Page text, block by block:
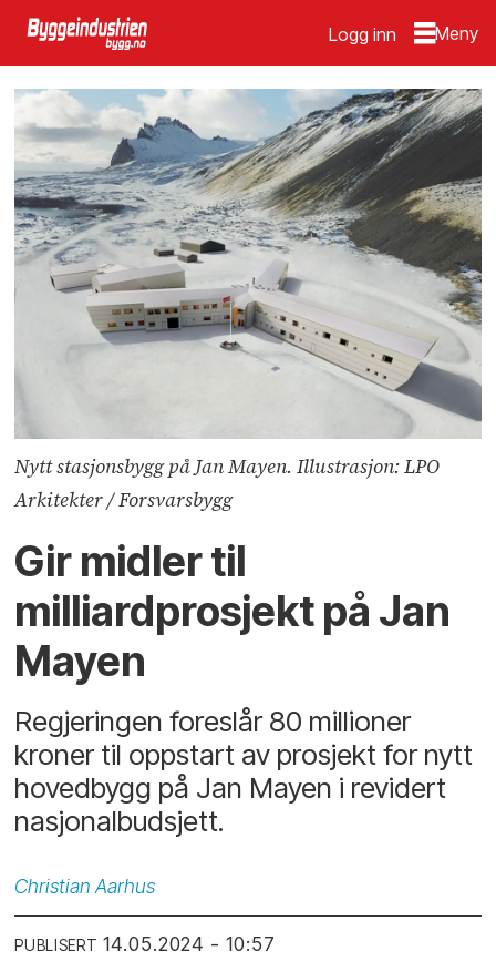
Logg inn
Nytt stasjonsbygg på Jan Mayen. Illustrasjon: LPO
Arkitekter / Forsvarsbygg
Gir midler til
milliardprosjekt på Jan
Mayen
Regjeringen foreslår 80 millioner
kroner til oppstart av prosjekt for nytt
hovedbygg på Jan Mayen i revidert
nasjonalbudsjett.
Christian Aarhus
PUBLISERT 14.05.2024 - 10:57